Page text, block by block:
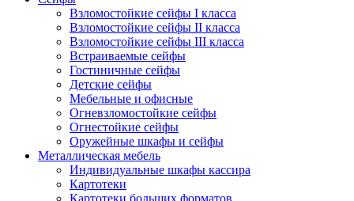
Взломостойкие сейфы I класса
Взломостойкие сейфы II класса
Взломостойкие сейфы III класса
Встраиваемые сейфы
Гостиничные сейфы
Детские сейфы
Мебельные и офисные
Огневзломостойкие сейфы
Огнестойкие сейфы
Оружейные шкафы и сейфы
Металлическая мебель
Индивидуальные шкафы кассира
Картотеки
Картотеки больших форматов